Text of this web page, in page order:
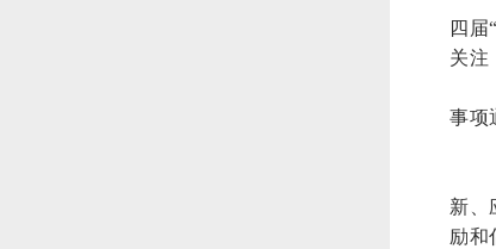
四届“
关注
事项
新、
励和